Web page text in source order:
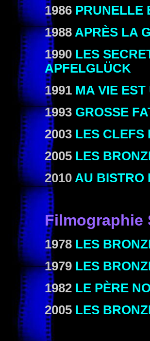
1986 PRUNELLE
1988 APRÈS LA
1990 LES
APFELGLÜCK
1991 MA VIE EST
1993 GROSSE
2003 LES CLEFS
2005 LES
2010 AU BISTRO
Filmographie
1978 LES
1979 LES
1982 LE PÈRE
2005 LES